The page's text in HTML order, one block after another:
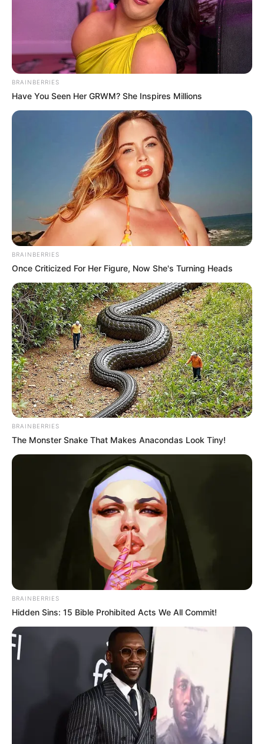
TAGS
ΣΤΕΝΗ ΝΕΑ
ΤΑΥΤΟΤΗΤΑ ΚΑΙ ΕΠΙΚΟΙΝΩΝΙΑ ΟΡΟΙ ΧΡΗΣΗΣ
© 2025 EVIANEWS του Γιώργου Κουτσελίνη
BRAINBERRIES
Have You Seen Her GRWM? She Inspires Millions
BRAINBERRIES
Once Criticized For Her Figure, Now She's Turning Heads
BRAINBERRIES
The Monster Snake That Makes Anacondas Look Tiny!
BRAINBERRIES
Hidden Sins: 15 Bible Prohibited Acts We All Commit!